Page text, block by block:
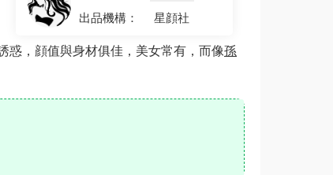
6*******
g*******
g*******登錄了本站
出品機構：
星顔社
惑，顔值與身材俱佳，美女常有，而像孫